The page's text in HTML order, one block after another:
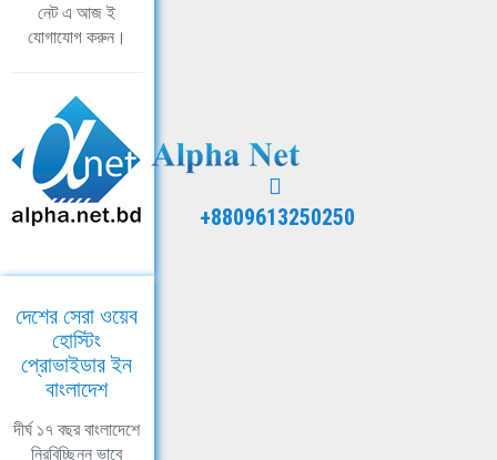
নেট এ আজ ই
যোগাযোগ করুন।
+8809613250250
দেশের সেরা ওয়েব
হোস্টিং
প্রোভাইডার ইন
বাংলাদেশ
দীর্ঘ ১৭ বছর বাংলাদেশে
নিরবিচ্ছিন্ন ভাবে